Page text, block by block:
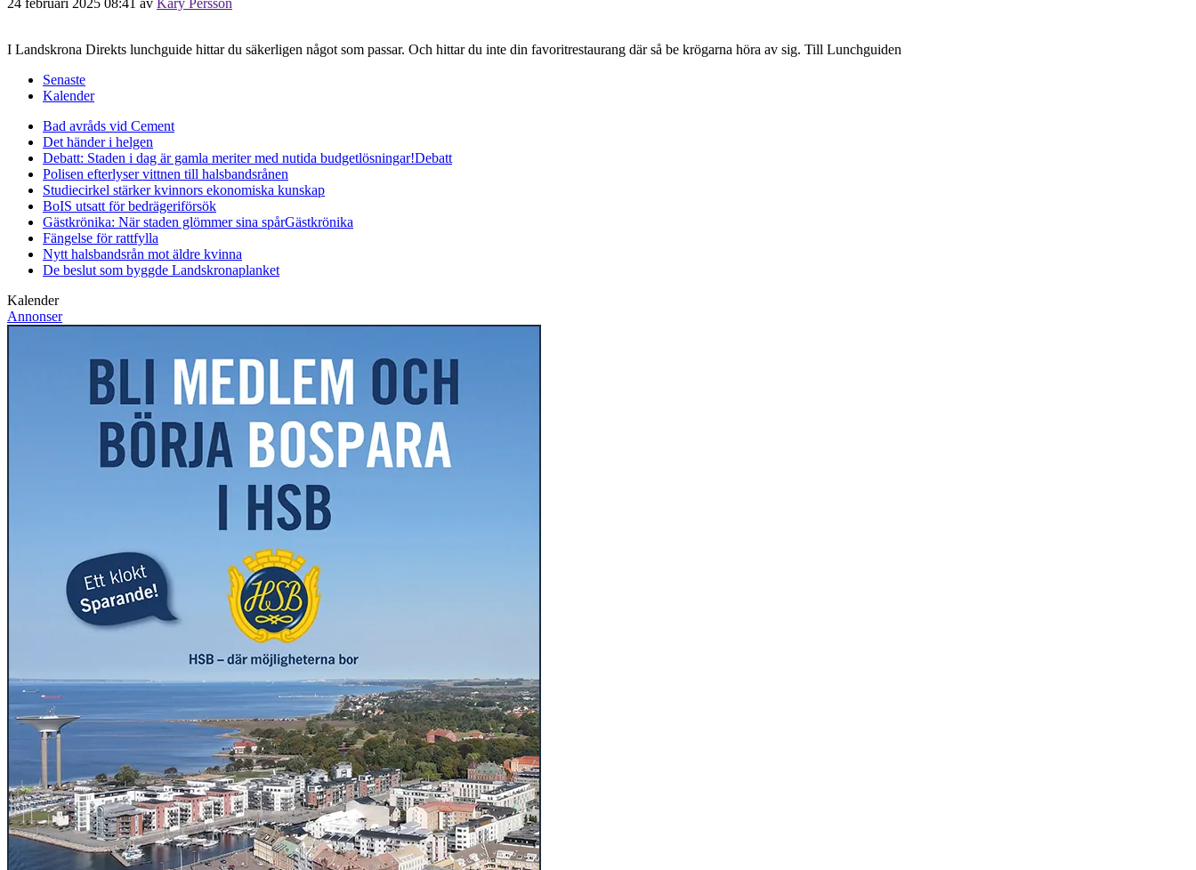
I Landskrona Direkts lunchguide hittar du säkerligen något som passar. Och hittar du inte din favoritrestaurang där så be krögarna höra av sig. Till Lunchguiden
Senaste
Kalender
Bad avråds vid Cement
Det händer i helgen
Debatt: Staden i dag är gamla meriter med nutida budgetlösningar!Debatt
Polisen efterlyser vittnen till halsbandsrånen
Studiecirkel stärker kvinnors ekonomiska kunskap
BoIS utsatt för bedrägeriförsök
Gästkrönika: När staden glömmer sina spårGästkrönika
Fängelse för rattfylla
Nytt halsbandsrån mot äldre kvinna
De beslut som byggde Landskronaplanket
Kalender
Annonser